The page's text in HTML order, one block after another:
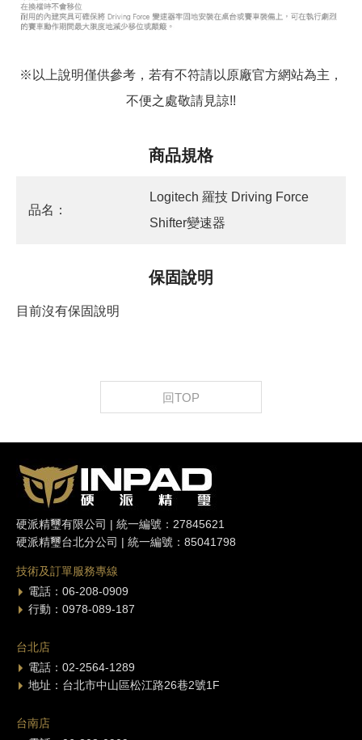
※以上說明僅供參考，若有不符請以原廠官方網站為主，
不便之處敬請見諒!!
商品規格
品名：
Logitech 羅技 Driving Force
Shifter變速器
保固說明
目前沒有保固說明
回TOP
硬派精璽有限公司 | 統一編號：27845621
硬派精璽台北分公司 | 統一編號：85041798
技術及訂單服務專線
電話：06-208-0909
行動：0978-089-187
台北店
電話：02-2564-1289
地址：台北市中山區松江路26巷2號1F
台南店